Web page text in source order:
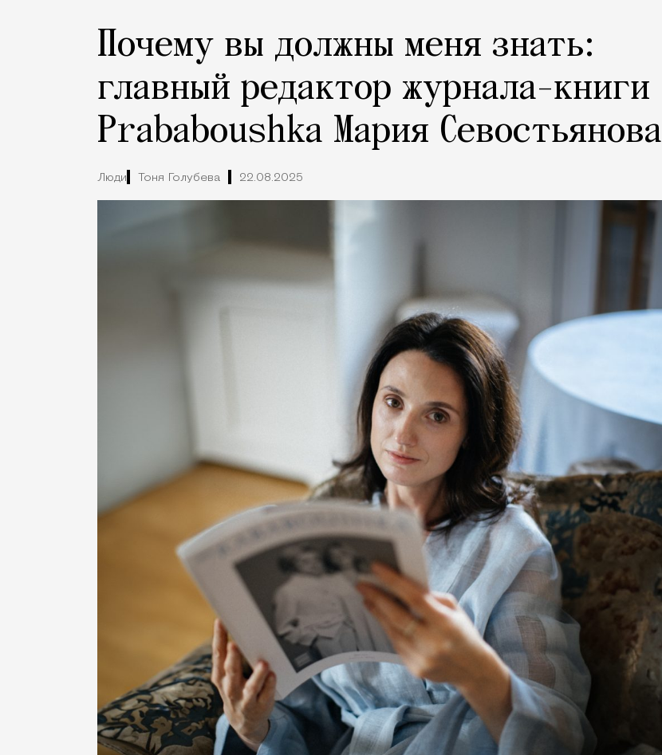
Почему вы должны меня знать:
главный редактор журнала-книги
Prababoushka Мария Севостьянова
Люди Тоня Голубева 22.08.2025